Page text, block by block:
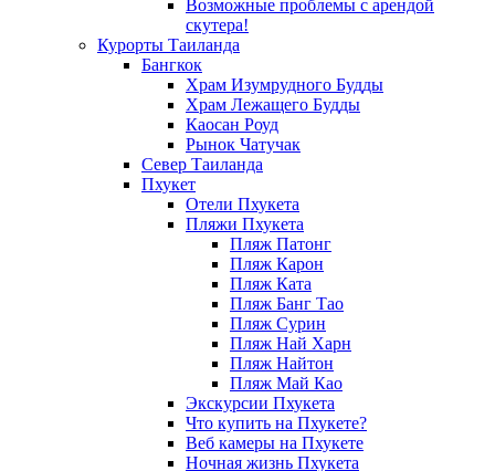
Возможные проблемы с арендой
скутера!
Курорты Таиланда
Бангкок
Храм Изумрудного Будды
Храм Лежащего Будды
Каосан Роуд
Рынок Чатучак
Север Таиланда
Пхукет
Отели Пхукета
Пляжи Пхукета
Пляж Патонг
Пляж Карон
Пляж Ката
Пляж Банг Тао
Пляж Сурин
Пляж Най Харн
Пляж Найтон
Пляж Май Као
Экскурсии Пхукета
Что купить на Пхукете?
Веб камеры на Пхукете
Ночная жизнь Пхукета